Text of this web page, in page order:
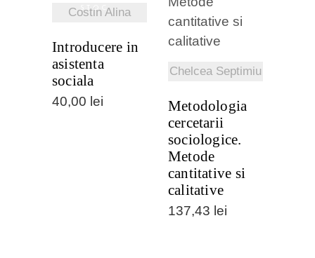
STOC
Costin Alina
Introducere in
asistenta
sociala
40,00 lei
Chelcea Septimiu
DETALII
Metodologia
cercetarii
sociologice.
Metode
cantitative si
calitative
137,43 lei